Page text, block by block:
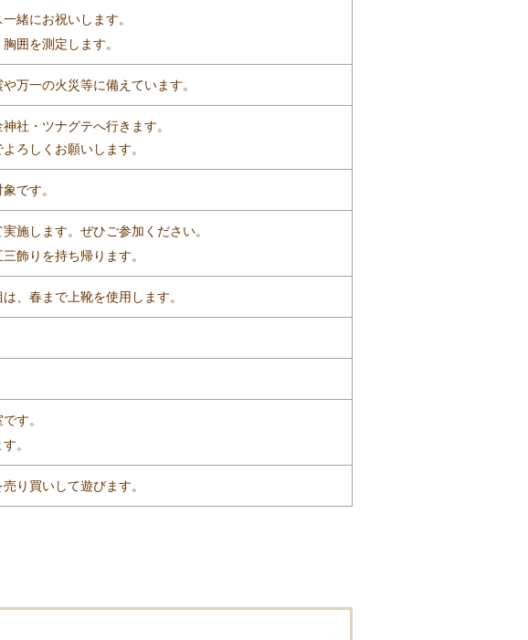
緒にお祝いします。
囲を測定します。
万一の火災等に備えています。
社・ツナグテへ行きます。
ろしくお願いします。
です。
施します。ぜひご参加ください。
飾りを持ち帰ります。
、春まで上靴を使用します。
す。
。
り買いして遊びます。